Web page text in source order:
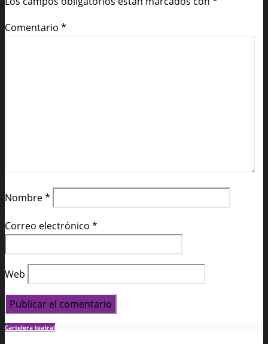
Comentario *
Nombre*
Correo electrónico *
Web
Cartelera teatral